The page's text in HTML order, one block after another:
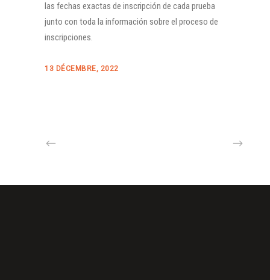
las fechas exactas de inscripción de cada prueba
junto con toda la información sobre el proceso de
inscripciones.
13 DÉCEMBRE, 2022